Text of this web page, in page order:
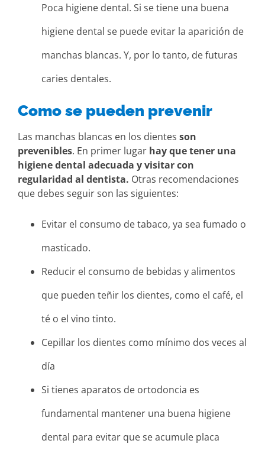
Poca higiene dental. Si se tiene una buena
higiene dental se puede evitar la aparición de
manchas blancas. Y, por lo tanto, de futuras
caries dentales.
Como se pueden prevenir
Las manchas blancas en los dientes son
prevenibles. En primer lugar hay que tener una
higiene dental adecuada y visitar con
regularidad al dentista. Otras recomendaciones
que debes seguir son las siguientes:
Evitar el consumo de tabaco, ya sea fumado o
masticado.
Reducir el consumo de bebidas y alimentos
que pueden teñir los dientes, como el café, el
té o el vino tinto.
Cepillar los dientes como mínimo dos veces al
día
Si tienes aparatos de ortodoncia es
fundamental mantener una buena higiene
dental para evitar que se acumule placa